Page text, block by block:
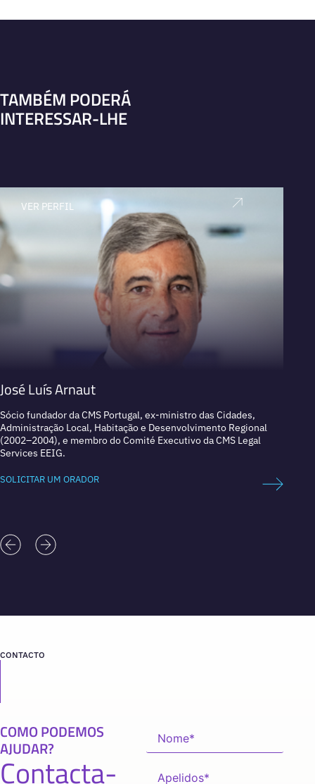
TAMBÉM PODERÁ
INTERESSAR-LHE
VER PERFIL
José Luís Arnaut
Sócio fundador da CMS Portugal, ex-ministro das Cidades,
Administração Local, Habitação e Desenvolvimento Regional
(2002–2004), e membro do Comité Executivo da CMS Legal
Services EEIG.
SOLICITAR UM ORADOR
CONTACTO
COMO PODEMOS
AJUDAR?
Contacta-